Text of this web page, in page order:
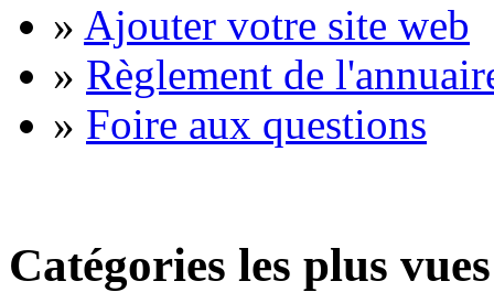
» Ajouter votre site web
» Règlement de
» Foire aux questions
Catégories les plus vues